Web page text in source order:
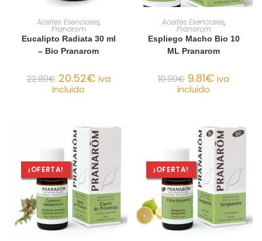
AÑADIR AL CARRITO
Aceites Esenciales,
Pranarom
Eucalipto Radiata 30 ml
– Bio Pranarom
22.80€ 20.52€ iva
incluido
AÑADIR AL CARRITO
Aceites Esenciales,
Pranarom
Espliego Macho Bio 10
ML Pranarom
10.90€ 9.81€ iva
incluido
¡OFERTA! ¡OFERTA!